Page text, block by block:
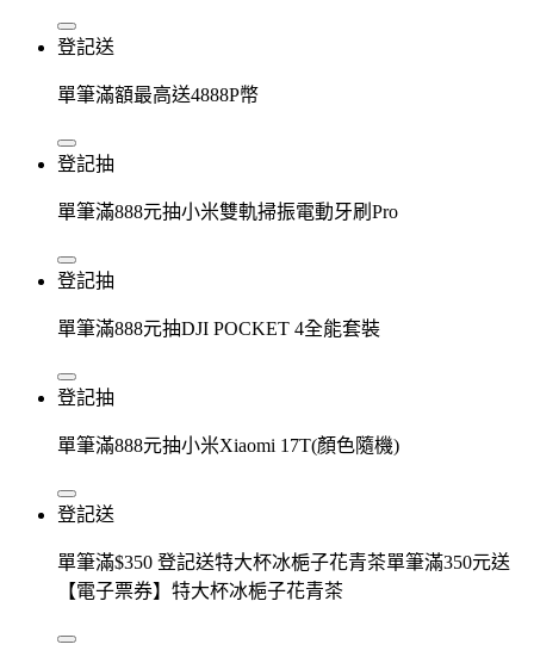
登記送
單筆滿額最高送4888P幣
登記抽
單筆滿888元抽小米雙軌掃振電動牙刷Pro
登記抽
單筆滿888元抽DJI POCKET 4全能套裝
登記抽
單筆滿888元抽小米Xiaomi 17T(顏色隨機)
登記送
單筆滿$350 登記送特大杯冰梔子花青茶單筆滿350元送
【電子票券】特大杯冰梔子花青茶